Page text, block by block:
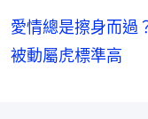
愛情總是擦身而
被動屬虎標準高